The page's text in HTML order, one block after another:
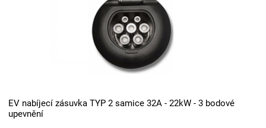
EV nabíjecí zásuvka TYP 2 samice 32A - 22kW - 3 bodové
upevnění